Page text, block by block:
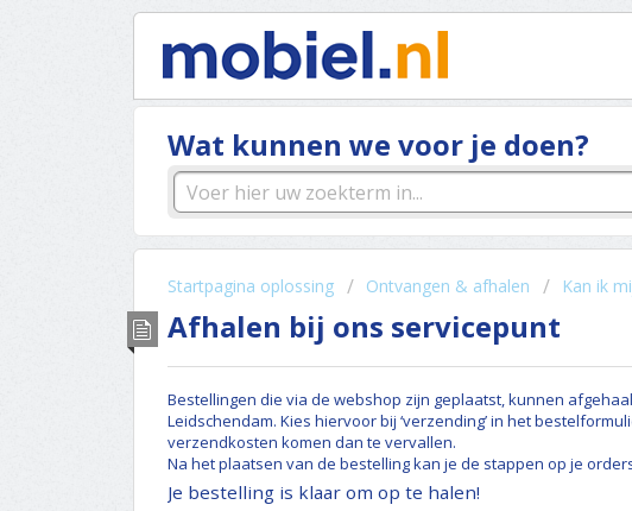
Wat kunnen we voor je doen?
Startpagina oplossing Ontvangen & afhalen Kan ik
Afhalen bij ons servicepunt
Bestellingen die via de webshop zijn geplaatst, kunnen
Leidschendam. Kies hiervoor bij ‘verzending’ in het
verzendkosten komen dan te vervallen.
Na het plaatsen van de bestelling kan je de stappen op je
Je bestelling is klaar om op te halen!